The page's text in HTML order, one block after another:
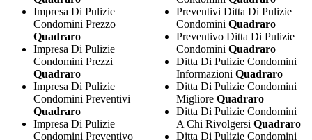
Impresa Di Pulizie
Condomini Prezzo
Quadraro
Impresa Di Pulizie
Condomini Prezzi
Quadraro
Impresa Di Pulizie
Condomini Preventivi
Quadraro
Impresa Di Pulizie
Condomini Preventivo
Preventivi Ditta Di Pulizie
CondominiQuadraro
Preventivo Ditta Di Pulizie
CondominiQuadraro
Ditta Di Pulizie Condomini
InformazioniQuadraro
Ditta Di Pulizie Condomini
MiglioreQuadraro
Ditta Di Pulizie Condomini
A Chi RivolgersiQuadraro
Ditta Di Pulizie Condomini